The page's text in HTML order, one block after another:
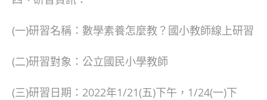
(一)研習名稱：數學素養怎麼教？國小教師線上研習
(二)研習對象：公立國民小學教師
(三)研習日期：2022年1/21(五)下午，1/24(一)下